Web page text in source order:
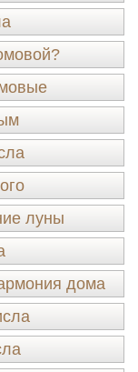
луны
дома